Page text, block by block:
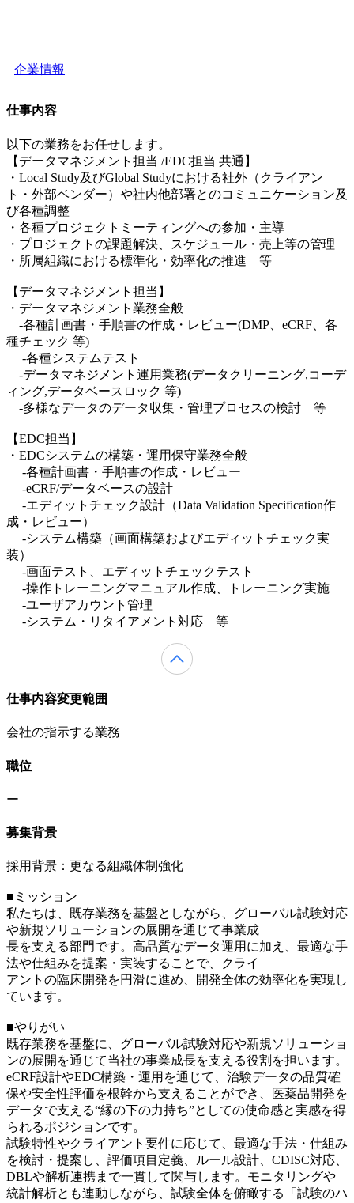
企業情報
仕事内容
以下の業務をお任せします。
【データマネジメント担当 /EDC担当 共通】
・Local Study及びGlobal Studyにおける社外（クライアン
ト・外部ベンダー）や社内他部署とのコミュニケーション及
び各種調整
・各種プロジェクトミーティングへの参加・主導
・プロジェクトの課題解決、スケジュール・売上等の管理
・所属組織における標準化・効率化の推進 等
【データマネジメント担当】
・データマネジメント業務全般
-各種計画書・手順書の作成・レビュー(DMP、eCRF、各
種チェック 等)
-各種システムテスト
-データマネジメント運用業務(データクリーニング,コーデ
ィング,データベースロック 等)
-多様なデータのデータ収集・管理プロセスの検討 等
【EDC担当】
・EDCシステムの構築・運用保守業務全般
-各種計画書・手順書の作成・レビュー
-eCRF/データベースの設計
-エディットチェック設計（Data Validation Specification作
成・レビュー）
-システム構築（画面構築およびエディットチェック実
装）
-画面テスト、エディットチェックテスト
-操作トレーニングマニュアル作成、トレーニング実施
-ユーザアカウント管理
-システム・リタイアメント対応 等
仕事内容変更範囲
会社の指示する業務
職位
ー
募集背景
採用背景：更なる組織体制強化
■ミッション
私たちは、既存業務を基盤としながら、グローバル試験対応
や新規ソリューションの展開を通じて事業成
長を支える部門です。高品質なデータ運用に加え、最適な手
法や仕組みを提案・実装することで、クライ
アントの臨床開発を円滑に進め、開発全体の効率化を実現し
ています。
■やりがい
既存業務を基盤に、グローバル試験対応や新規ソリューショ
ンの展開を通じて当社の事業成長を支える役割を担います。
eCRF設計やEDC構築・運用を通じて、治験データの品質確
保や安全性評価を根幹から支えることができ、医薬品開発を
データで支える“縁の下の力持ち”としての使命感と実感を得
られるポジションです。
試験特性やクライアント要件に応じて、最適な手法・仕組み
を検討・提案し、評価項目定義、ルール設計、CDISC対応、
DBLや解析連携まで一貫して関与します。モニタリングや
統計解析とも連動しながら、試験全体を俯瞰する「試験のハ